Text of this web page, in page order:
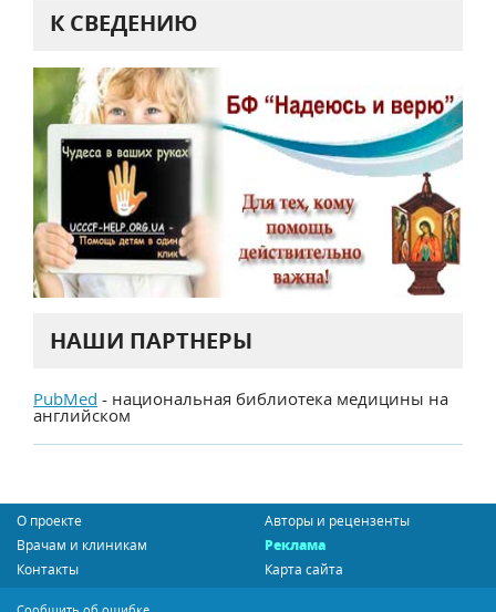
К СВЕДЕНИЮ
НАШИ ПАРТНЕРЫ
PubMed - национальная библиотека медицины на
английском
О проекте
Авторы и рецензенты
Врачам и клиникам
Реклама
Контакты
Карта сайта